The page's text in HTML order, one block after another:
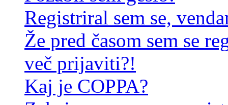
Registriral sem se,
Že pred časom sem se
več prijaviti?!
Kaj je COPPA?